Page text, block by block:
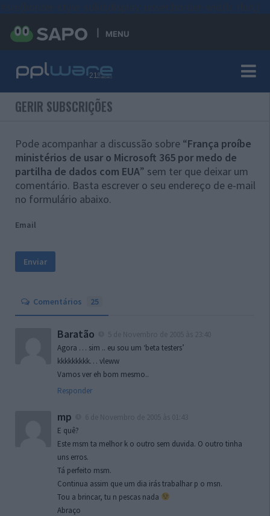
MENU
GERIR SUBSCRIÇÕES
Pode acompanhar a discussão sobre “França proíbe
ministérios de usar o Microsoft 365 por medo de
partilha de dados com EUA” sem ter que deixar um
comentário. Basta escrever o seu endereço de e-mail
no formulário abaixo.
Email
Comentários 25
Baratão
Agora … sim .. eu sou um ‘beta testers’
kkkkkkkkk… vleww
Vamos ver eh bom mesmo..
Responder
mp
E quê?
Este msm ta melhor k o outro sem duvida. O outro tinha
uns erros.
Tá perfeito msm.
Continua assim que um dia irás trabalhar p o msn.
Tou a brincar, tu n pescas nada
Abraço